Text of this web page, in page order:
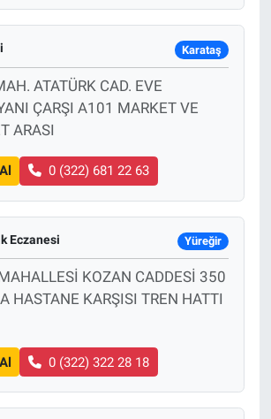
Karataş
ATATÜRK CAD. EVE
ÇARŞI A101 MARKET VE
ARASI
0 (322) 681 22 63
Eczanesi Yüreğir
KOZAN CADDESİ 350
HASTANE KARŞISI TREN HATTI
0 (322) 322 28 18